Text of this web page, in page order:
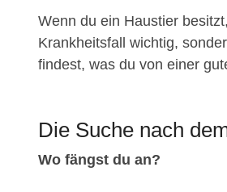
Wenn du ein Haustier
Krankheitsfall wichtig,
findest, was du von einer
Die Suche nach
Wo fängst du an?